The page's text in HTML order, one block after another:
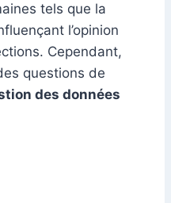
tels que la
l’opinion
Cependant,
questions de
des données